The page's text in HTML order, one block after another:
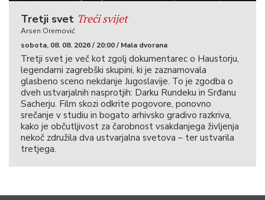
Tretji svet Treći svijet
Arsen Oremović
sobota, 08. 08. 2026 / 20:00 / Mala dvorana
Tretji svet je več kot zgolj dokumentarec o Haustorju,
legendarni zagrebški skupini, ki je zaznamovala
glasbeno sceno nekdanje Jugoslavije. To je zgodba o
dveh ustvarjalnih nasprotjih: Darku Rundeku in Srđanu
Sacherju. Film skozi odkrite pogovore, ponovno
srečanje v studiu in bogato arhivsko gradivo razkriva,
kako je občutljivost za čarobnost vsakdanjega življenja
nekoč združila dva ustvarjalna svetova – ter ustvarila
tretjega.